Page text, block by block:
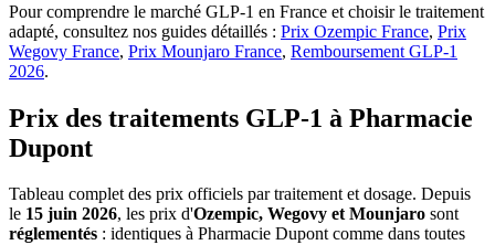
Pour comprendre le marché GLP-1 en France et choisir le traitement
adapté, consultez nos guides détaillés : Prix Ozempic France, Prix
Wegovy France, Prix Mounjaro France, Remboursement GLP-1
2026.
Prix des traitements GLP-1 à Pharmacie
Dupont
Tableau complet des prix officiels par traitement et dosage. Depuis
le 15 juin 2026, les prix d'Ozempic, Wegovy et Mounjaro sont
réglementés : identiques à Pharmacie Dupont comme dans toutes